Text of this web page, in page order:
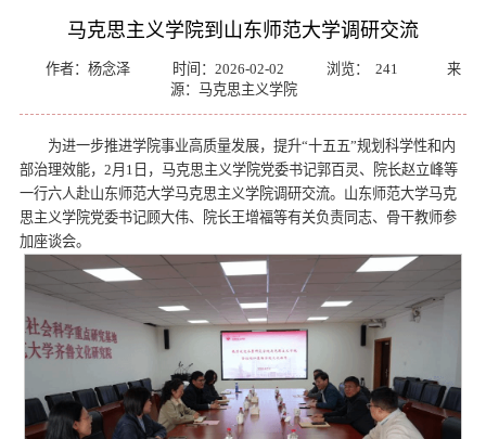
马克思主义学院到山东师范大学调研交流
作者：杨念泽 时间：2026-02-02 浏览： 241
来
源：马克思主义学院
为进一步推进学院事业高质量发展，提升“十五五”规划科学性和内
部治理效能，2月1日，马克思主义学院党委书记郭百灵、院长赵立峰等
一行六人赴山东师范大学马克思主义学院调研交流。山东师范大学马克
思主义学院党委书记顾大伟、院长王增福等有关负责同志、骨干教师参
加座谈会。